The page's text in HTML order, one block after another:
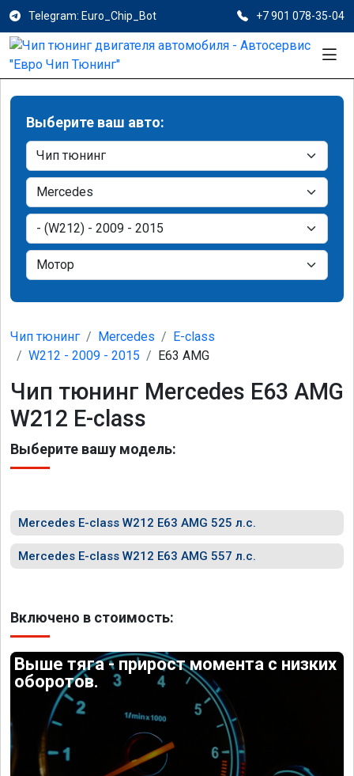
Telegram: Euro_Chip_Bot +7 901 078-35-04
Выберите ваш авто:
Чип тюнинг Mercedes
E-class
W212 - 2009 - 2015
E63 AMG
Чип тюнинг Mercedes E63 AMG
W212 E-class
Выберите вашу модель:
Mercedes E-class W212 E63 AMG 525 л.с.
Mercedes E-class W212 E63 AMG 557 л.с.
Включено в стоимость:
Выше тяга - прирост момента с низких
оборотов.